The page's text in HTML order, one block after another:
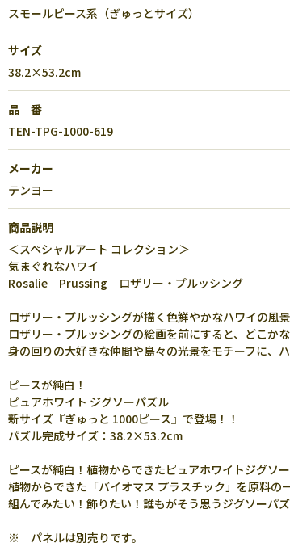
スモールピース系（ぎゅっとサイズ）
サイズ
38.2×53.2cm
品 番
TEN-TPG-1000-619
メーカー
テンヨー
商品説明
＜スペシャルアート コレクション＞
気まぐれなハワイ
Rosalie Prussing ロザリー・プルッシング
ロザリー・プルッシングが描く色鮮やかなハワイの風景
ロザリー・プルッシングの絵画を前にすると、どこか
身の回りの大好きな仲間や島々の光景をモチーフに、
ピースが純白！
ピュアホワイト ジグソーパズル
新サイズ『ぎゅっと 1000ピース』で登場！！
パズル完成サイズ：38.2×53.2cm
ピースが純白！植物からできたピュアホワイトジグソー
植物からできた「バイオマス プラスチック」を原料の
組んでみたい！飾りたい！誰もがそう思うジグソーパズ
※ パネルは別売りです。